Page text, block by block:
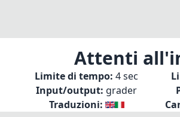
Attenti
Limite di tempo: 4 sec
Input/output: grader
Traduzioni: